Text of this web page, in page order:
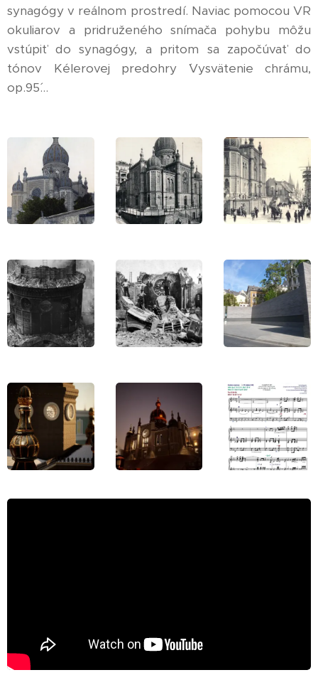
synagógy v reálnom prostredí. Naviac pomocou VR
okuliarov a pridruženého snímača pohybu môžu
vstúpiť do synagógy, a pritom sa započúvať do
tónov Kélerovej predohry ´Vysvätenie chrámu,
op.95´...